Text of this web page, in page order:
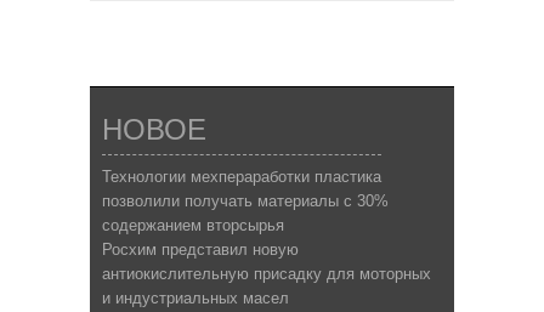
НОВОЕ
Технологии мехпераработки пластика
позволили получать материалы с 30%
содержанием вторсырья
Росхим представил новую
антиокислительную присадку для моторных
и индустриальных масел